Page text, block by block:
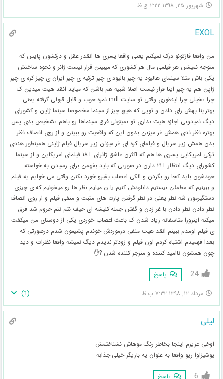
شهریور ۲۵, ۱۳۹۸ ۲:۲۲ ق.ظ
EXOL
من واقعا فازتونو درک نمیکنم یعنی واقعا یسری ها انقدر عقل و درکشون پایین که
متوجه نمیشن هر فیلمی مال هر کشوری که میبینن قرار نیست ژانر و نحوه ساختش
یکی باش مثلا سینمای هالیود یه چیز بالیود ی چیز ترکیه ی چیز ایران ی چیز کره ی چیز
ژاپن هم یه چیز اینا قرار نیست اصلا شبیه هم باشن که میاید انقد هیت میدین ک
چرا تخیلی چرا اینطوری وقتی تو سایت mdl نمره خوب و قابل قبولی گرفته یعنی
بهترینا بهش رای دادن و تویی که هیچ چیز از سینما مخصوصا سینما ژاپن و کشورای
دیگ نمیدونی اجازه هیت نداری تو نمیتونی فرق سینماها رو باهم تشخیص بدی پس
بهتره نظر ندی همش غر میزنن بدون این که واقعیت رو ببینن و از روی انصاف نظر
بدن همش زیر سریال و فیلمای کره ای غر میزنن زیر سریال فیلم ژاپنی همینطور هندی
ترکی امریکایی یسری ها هم که اکثرن عاشق ژانرای +۱۸ فیلمای امریکاین و از سینما
کشورای دیگ انتظار +۲۱ دارن در صورتی که باید بفهمن برای رسیدن به خواسته
خودشون باید کجا رو بگردن و الکی اعصاب بقیرو خورد نکنن وقتی می خوایم یه فیلم
و ببینیم که مطمئن نیستیم دانلودش کنیم یا ن میایم نظر ها رو میخونیم که ی چیزی
دستگیرمون شه نظر یعنی در نظر گرفتن پارت های مثبت و منفی فیلم و از روی انصاف
نظر دادن نظر دادن با غر زدن و گفتن جمله کلیشه ای حیف نتم نتم حروم شد فرق
میکنه اینروزا متاسفانه زیاد شدن ک باعث اعصاب خوردی یکی از دوستای من میکفت
ی فیلم اومدم ببینم انقد هیت منفی درموردش خوندم پشیمون شدم درصورتی که
بعدا فهمیدم اشتباه کردم اون فیلم و زودتر ندیدم دیگ نمیشه واقعا نظرات و دید
چون همشون ناامید کننده و منزجر کننده شدن ?✋
24 پاسخ
مرداد ۱۲, ۱۳۹۸ ۷:۳۲ ب.ظ (
1
)
لیلی
اوخی عزیزم اینجا بخاطر رنگ موهاش نشناختمش
یوشیزاوا ریو واقعا به عنوان یه بازیگر خیلی جذابه
6 پاسخ